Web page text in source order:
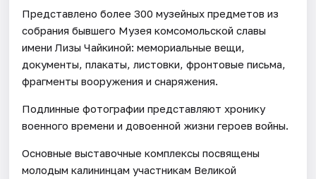
Представлено более 300 музейных предметов из
собрания бывшего Музея комсомольской славы
имени Лизы Чайкиной: мемориальные вещи,
документы, плакаты, листовки, фронтовые письма,
фрагменты вооружения и снаряжения.
Подлинные фотографии представляют хронику
военного времени и довоенной жизни героев войны.
Основные выставочные комплексы посвящены
молодым калининцам участникам Великой